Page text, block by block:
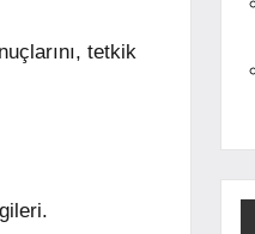
tetkik